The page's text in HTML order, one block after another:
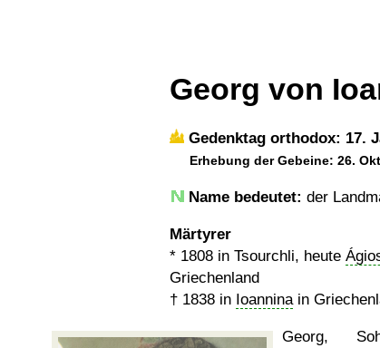
Georg von
Gedenktag orthodox: 17.
Erhebung der Gebeine: 26.
Name bedeutet: der
Märtyrer
* 1808 in Tsourchli, heute
Griechenland
† 1838 in Ioanninain
Georg,